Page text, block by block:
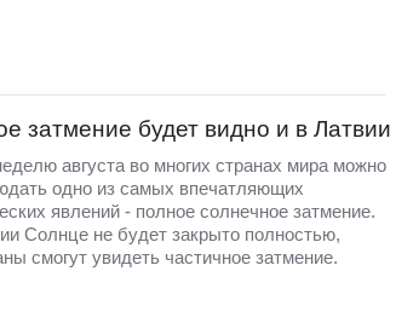
затмение будет видно и в Латвии
августа во многих странах мира можно
одно из самых впечатляющих
явлений - полное солнечное затмение.
Солнце не будет закрыто полностью,
смогут увидеть частичное затмение.